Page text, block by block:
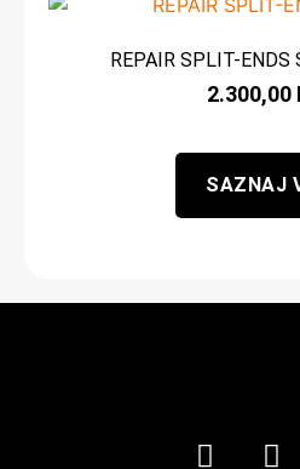
REPAIR SPLIT-ENDS
2.300,00
SAZNAJ